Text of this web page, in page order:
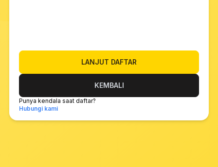
Punya kendala saat daftar?
Hubungi kami
LANJUT DAFTAR
KEMBALI